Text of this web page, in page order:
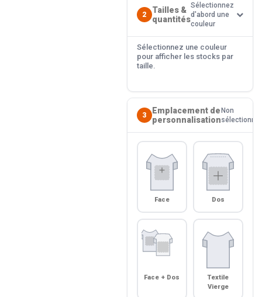
2
Tailles &
quantités
Sélectionnez
d'abord une
couleur
Sélectionnez une couleur
pour afficher les stocks par
taille.
3
Emplacement de
personnalisation
Non
sélectionné
Face Dos
Face + Dos
Textile
Vierge